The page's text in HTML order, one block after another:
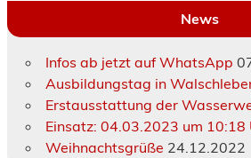
News
Infos ab jetzt auf WhatsApp
Ausbildungstag in
Erstausstattung der
Einsatz: 04.03.2023 um 10:18
Weihnachtsgrüße 24.12.2022